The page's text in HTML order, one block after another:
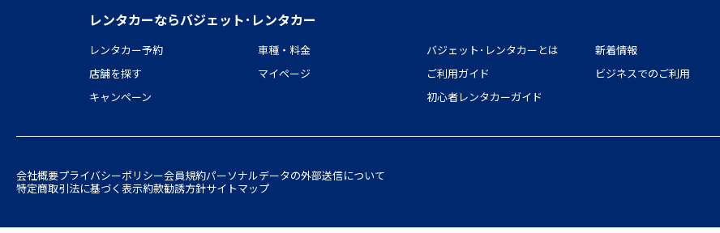
レンタカーならバジェット･レンタカー
レンタカー予約
店舗を探す
キャンペーン
車種・料金
マイページ
バジェット･レンタカーとは
ご利用ガイド
初心者レンタカーガイド
新着情報
ビジネスでのご利用
会社概要プライバシーポリシー会員規約パーソナルデータの外部送信について
特定商取引法に基づく表示約款勧誘方針サイトマップ